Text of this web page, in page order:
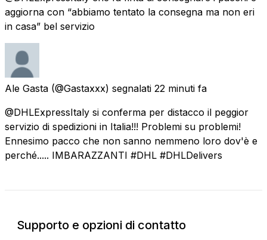
aggiorna con “abbiamo tentato la consegna ma non eri
in casa” bel servizio
Ale Gasta (@Gastaxxx) segnalati 22 minuti fa
@DHLExpressItaly si conferma per distacco il peggior
servizio di spedizioni in Italia!!! Problemi su problemi!
Ennesimo pacco che non sanno nemmeno loro dov'è e
perché..... IMBARAZZANTI #DHL #DHLDelivers
Supporto e opzioni di contatto